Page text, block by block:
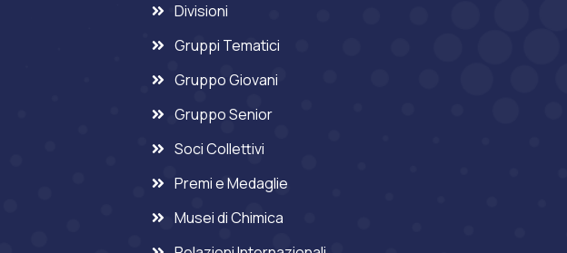
Divisioni
Gruppi Tematici
Gruppo Giovani
Gruppo Senior
Soci Collettivi
Premi e Medaglie
Musei di Chimica